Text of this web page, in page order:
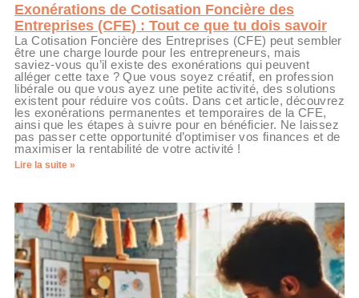
Exonérations de Cotisation Foncière des
Entreprises (CFE) : Tout ce que tu dois savoir
La Cotisation Foncière des Entreprises (CFE) peut sembler
être une charge lourde pour les entrepreneurs, mais
saviez-vous qu’il existe des exonérations qui peuvent
alléger cette taxe ? Que vous soyez créatif, en profession
libérale ou que vous ayez une petite activité, des solutions
existent pour réduire vos coûts. Dans cet article, découvrez
les exonérations permanentes et temporaires de la CFE,
ainsi que les étapes à suivre pour en bénéficier. Ne laissez
pas passer cette opportunité d’optimiser vos finances et de
maximiser la rentabilité de votre activité !
Lire la suite »